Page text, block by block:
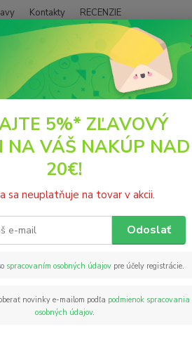
Kontakty RECENZIE
Hľadať
korenie 20g Grešík
20g Grešík
5%* ZĽAVOVÝ
NA VÁŠ NAKÚP NAD
20€!
sa neuplatňuje na tovar v akcii.
Odoslať
spracovaním osobných údajov pre účely registrácie.
novinky e-mailom podľa podmienok spracovania
osobných údajov.